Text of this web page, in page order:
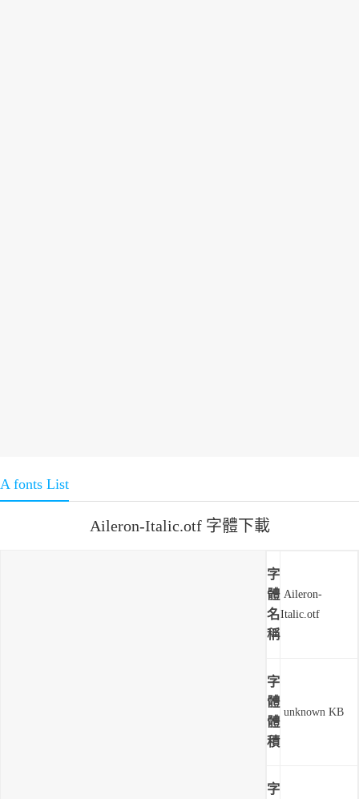
A fonts List
Aileron-Italic.otf 字體下載
字
體
名
稱
Aileron-
Italic.otf
字
體
體
積
unknown KB
字